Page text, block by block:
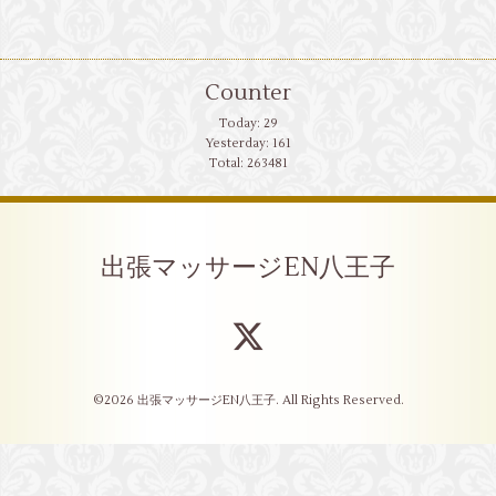
Counter
Today: 29
Yesterday: 161
Total: 263481
出張マッサージEN八王子
©2026 出張マッサージEN八王子. All Rights Reserved.